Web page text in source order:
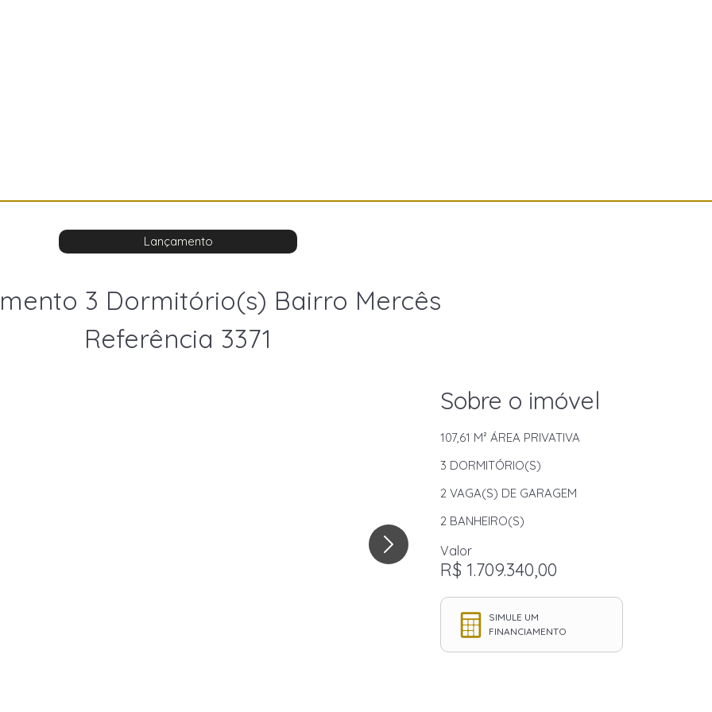
Lançamento
3 Dormitório(s) Bairro Mercês
Referência 3371
Sobre o imóvel
107,61 M² ÁREA PRIVATIVA
3 DORMITÓRIO(S)
2 VAGA(S) DE GARAGEM
2 BANHEIRO(S)
Valor
R$ 1.709.340,00
SIMULE UM
FINANCIAMENTO